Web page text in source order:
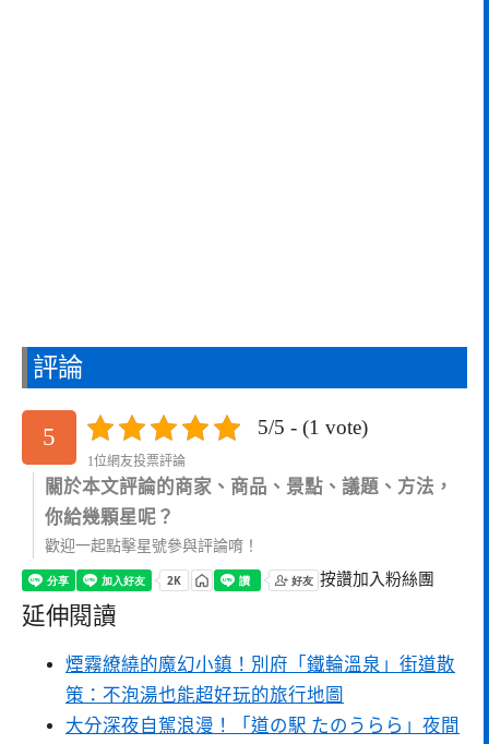
評論
5 5/5 - (1 vote)
1位網友投票評論
關於本文評論的商家、商品、景點、議題、方法，
你給幾顆星呢？
歡迎一起點擊星號參與評論唷！
按讚加入粉絲團
延伸閱讀
煙霧繚繞的魔幻小鎮！別府「鐵輪溫泉」街道散
策：不泡湯也能超好玩的旅行地圖
大分深夜自駕浪漫！「道の駅 たのうらら」夜間